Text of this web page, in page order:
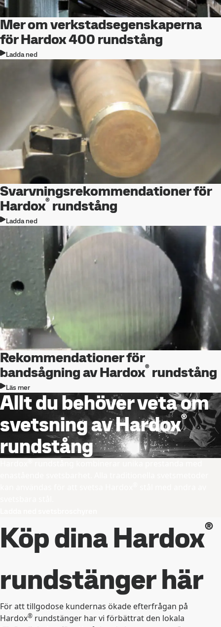
Mer om verkstadsegenskaperna
för Hardox 400 rundstång
Ladda ned
Svarvningsrekommendationer för
Hardox® rundstång
Ladda ned
Rekommendationer för
bandsågning av Hardox® rundstång
Läs mer
Allt du behöver veta om
svetsning av Hardox®
rundstång
Köp dina Hardox®
rundstänger här
För att tillgodose kundernas ökade efterfrågan på
Hardox® rundstänger har vi förbättrat den lokala